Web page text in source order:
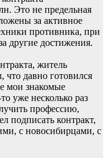
Это не предельная
за активное
противника, при
другие достижения.
житель
что давно готовился
мои знакомые
уже несколько раз
профессию,
подписать контракт,
с новосибирцами, с